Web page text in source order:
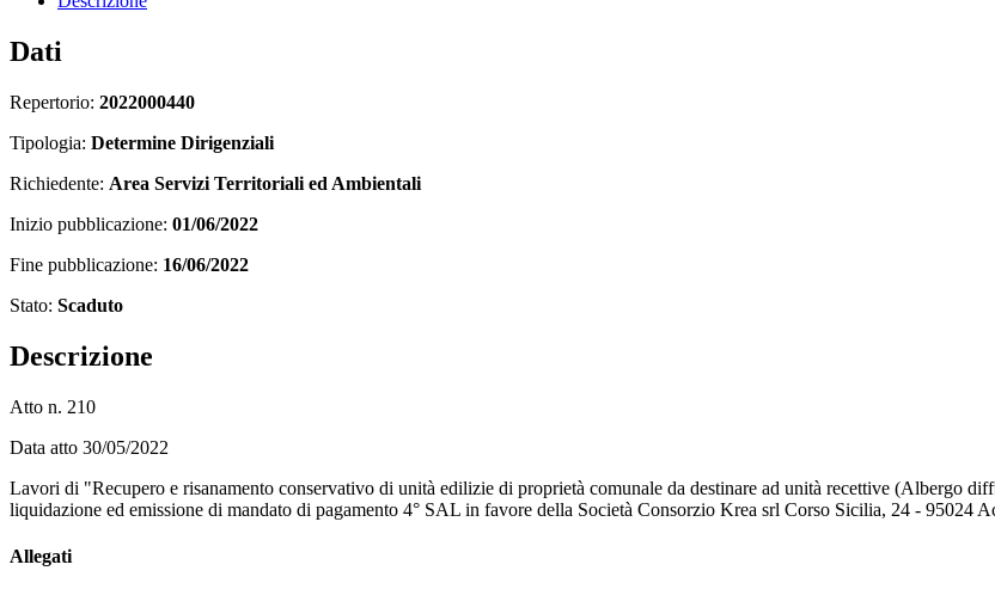
Dati
Repertorio: 2022000440
Tipologia: Determine Dirigenziali
Richiedente: Area Servizi Territoriali ed Ambientali
Inizio pubblicazione: 01/06/2022
Fine pubblicazione: 16/06/2022
Stato: Scaduto
Descrizione
Atto n. 210
Data atto 30/05/2022
Lavori di "Recupero e risanamento conservativo di unità edilizie di proprietà comunale da destinare ad unità recettive (Albergo
liquidazione ed emissione di mandato di pagamento 4° SAL in favore della Società Consorzio Krea srl Corso Sicilia, 24 - 95024
Allegati